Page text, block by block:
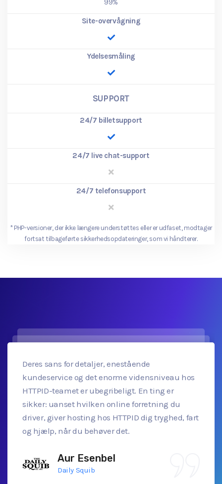
99%
Site-overvågning
Ydelsesmåling
SUPPORT
24/7 billetsupport
24/7 live chat-support
24/7 telefonsupport
* PHP-versioner, der ikke længere understøttes eller er udfaset, modtager
fortsat tilbageførte sikkerhedsopdateringer, som vi håndterer.
Deres sans for detaljer, enestående
kundeservice og det enorme vidensniveau hos
HTTPID-teamet er ubegribeligt. En ting er
sikker: uanset hvilken online forretning du
driver, giver hosting hos HTTPID dig tryghed, fart
og hjælp, når du behøver det.
Aur Esenbel
Daily Squib